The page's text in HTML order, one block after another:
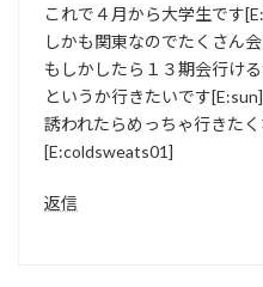
これで４月から大学生です
しかも関東なのでたくさん
もしかしたら１３期会行け
というか行きたいです[E:sun]
誘われたらめっちゃ行きた
[E:coldsweats01]
返信